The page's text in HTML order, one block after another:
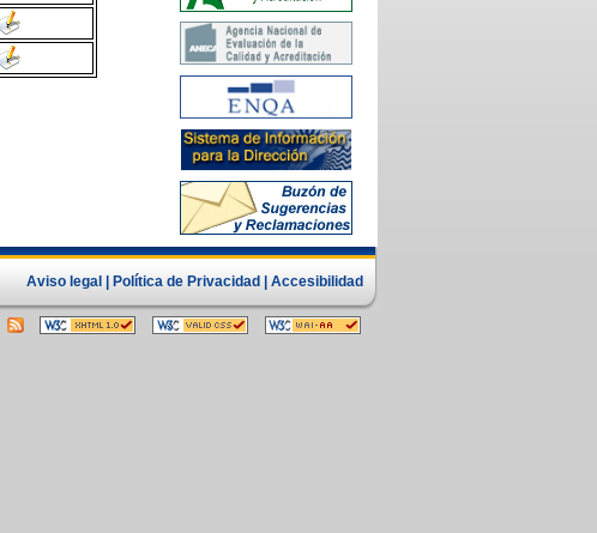
Aviso legal | Política de Privacidad | Accesibilidad